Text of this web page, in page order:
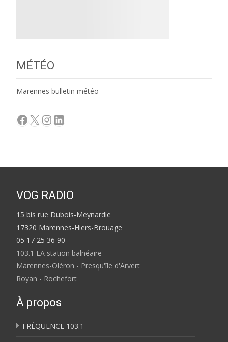
MÉTÉO
Marennes bulletin météo
Facebook
X Instagram
LinkedIn
VOG RADIO
15 bis rue Dubois-Meynardie
17320 Marennes-Hiers-Brouage
05 17 25 36 90
103.1 LA station balnéaire
Marennes-Oléron - Presqu'île d'Arvert
Royan - Rochefort
À propos
FRÉQUENCE 103.1